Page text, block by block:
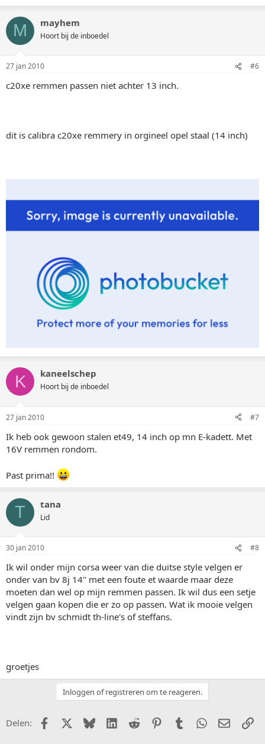
M mayhem
Hoort bij de inboedel
27 jan 2010 #6
c20xe remmen passen niet achter 13 inch.
dit is calibra c20xe remmery in orgineel opel staal (14 inch)
K kaneelschep
Hoort bij de inboedel
27 jan 2010 #7
Ik heb ook gewoon stalen et49, 14 inch op mn E-kadett. Met
16V remmen rondom.
Past prima!!
T tana
Lid
30 jan 2010 #8
Ik wil onder mijn corsa weer van die duitse style velgen er
onder van bv 8j 14" met een foute et waarde maar deze
moeten dan wel op mijn remmen passen. Ik wil dus een setje
velgen gaan kopen die er zo op passen. Wat ik mooie velgen
vindt zijn bv schmidt th-line's of steffans.
groetjes
Inloggen of registreren om te reageren.
Delen: FacebookX (Twitter)
BlueskyLinkedIn
Reddit PinterestTumblr WhatsApp
E-mail